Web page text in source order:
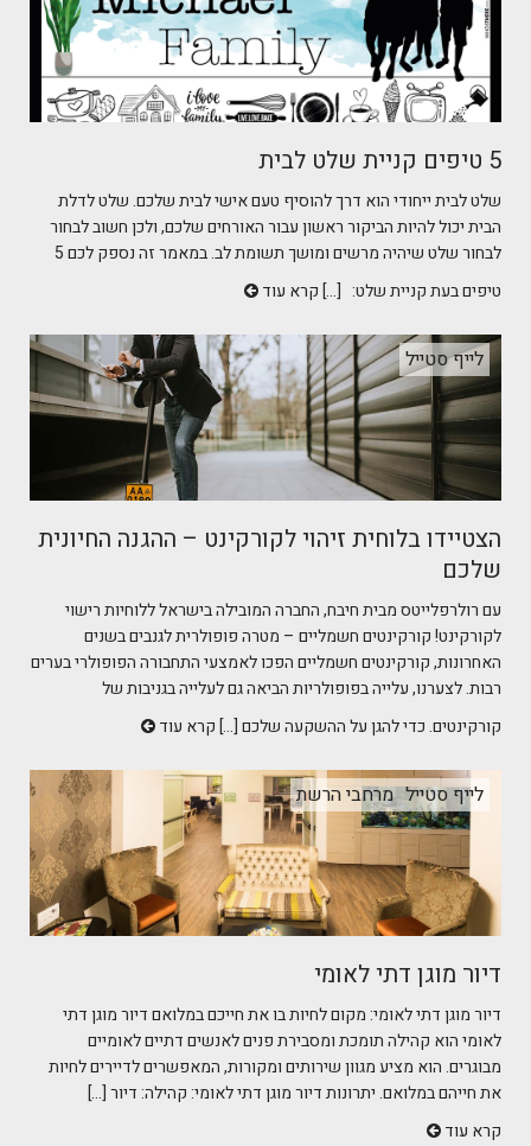
5 טיפים קניית שלט לבית
שלט לבית ייחודי הוא דרך להוסיף טעם אישי לבית שלכם. שלט לדלת
הבית יכול להיות הביקור ראשון עבור האורחים שלכם, ולכן חשוב לבחור
טיפים בעת קניית שלט: [...] קרא עוד
לייף סטייל
הצטיידו בלוחית זיהוי לקורקינט – ההגנה החיונית
שלכם
עם רולרפלייטס מבית חיבח, החברה המובילה בישראל ללוחיות רישוי
לקורקינט! קורקינטים חשמליים – מטרה פופולרית לגנבים בשנים
האחרונות, קורקינטים חשמליים הפכו לאמצעי התחבורה הפופולרי בערים
רבות. לצערנו, עלייה בפופולריות הביאה גם לעלייה בגניבות של
קורקינטים. כדי להגן על ההשקעה שלכם [...] קרא עוד
לייף סטייל מרחבי הרשת
דיור מוגן דתי לאומי
דיור מוגן דתי לאומי: מקום לחיות בו את חייכם במלואם דיור מוגן דתי
לאומי הוא קהילה תומכת ומסבירת פנים לאנשים דתיים לאומיים
מבוגרים. הוא מציע מגוון שירותים ומקורות, המאפשרים לדיירים לחיות
את חייהם במלואם. יתרונות דיור מוגן דתי לאומי: קהילה: דיור [...]
קרא עוד